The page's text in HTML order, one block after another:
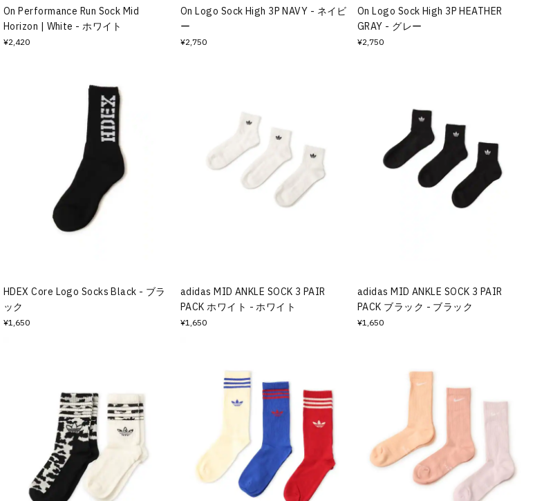
On Performance Run Sock Mid
Horizon | White - ホワイト
¥2,420
On Logo Sock High 3P NAVY - ネイビ
ー
¥2,750
On Logo Sock High 3P HEATHER
GRAY - グレー
¥2,750
HDEX Core Logo Socks Black - ブラ
ック
¥1,650
adidas MID ANKLE SOCK 3 PAIR
PACK ホワイト - ホワイト
¥1,650
adidas MID ANKLE SOCK 3 PAIR
PACK ブラック - ブラック
¥1,650